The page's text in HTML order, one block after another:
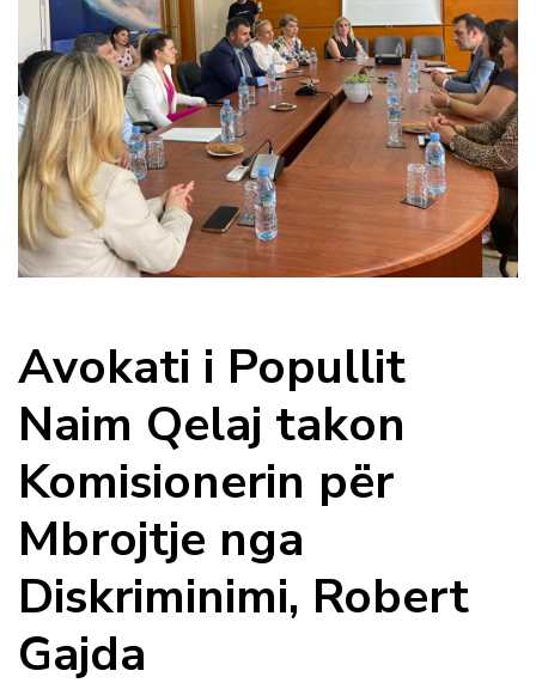
Avokati i Popullit
Naim Qelaj takon
Komisionerin për
Mbrojtje nga
Diskriminimi, Robert
Gajda